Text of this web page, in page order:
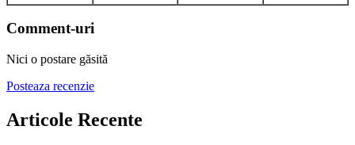
Comment-uri
Nici o postare găsită
Posteaza recenzie
Articole Recente